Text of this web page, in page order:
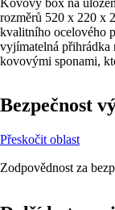
Kovový box na
rozměrů 520 x 220 x
kvalitního ocelového
vyjímatelná přihrádka
kovovými sponami,
Bezpečnost
Přeskočit oblast
Zodpovědnost za